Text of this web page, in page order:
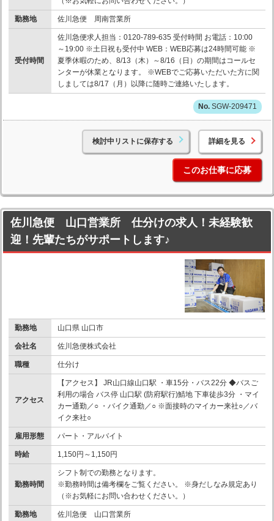
勤務地 佐川急便 周南営業所
受付時間
佐川急便求人担当：0120-789-635 受付時間 お電話：10:00
～19:00 ※土日祝も受付中 WEB：WEB応募は24時間可能 ※
夏季休暇のため、8/13（木）～8/16（日）の期間はコールセ
ンターが休業となります。 ※WEBでご応募いただいた方に関
しましては8/17（月）以降に随時ご連絡いたします。
SGW-209471
検討中リストに保存する 詳細を見る
このお仕事に応募
佐川急便 山口営業所 仕分けの求人！未経験歓
迎！先輩たちがサポートします♪
勤務地 山口県 山口市
会社名 佐川急便株式会社
職種 仕分け
アクセス
【アクセス】 JR山口線山口駅 ・車15分・バス22分 ◆バスご
利用の場合 バス停 山口駅 (防府駅行)鯖地 下車徒歩3分 ・マイ
カー通勤／○ ・バイク通勤／○ ※面接時のマイカー来社○／バ
イク来社○
雇用形態 パート・アルバイト
時給 1,150円～1,150円
勤務時間
シフト制での勤務となります。
※勤務時間は備考欄をご覧ください。 ※身だしなみ規定あり
（※お気軽にお問い合わせください。）
勤務地 佐川急便 山口営業所